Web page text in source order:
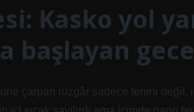
Kasko yol
başlayan gece
çarpan rüzgâr sadece tenini